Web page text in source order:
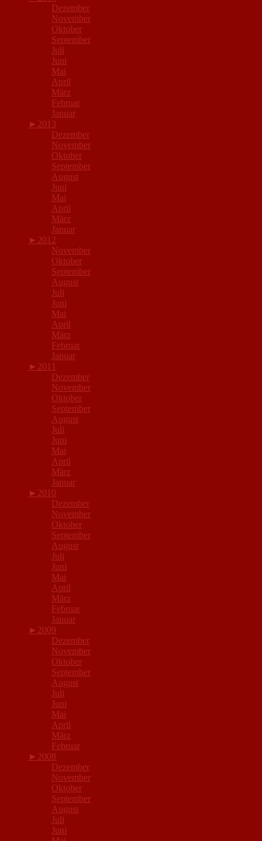
Dezember
November
Oktober
September
Juli
Juni
Mai
April
März
Februar
Januar
► 2013
Dezember
November
Oktober
September
August
Juni
Mai
April
März
Januar
► 2012
November
Oktober
September
August
Juli
Juni
Mai
April
März
Februar
Januar
► 2011
Dezember
November
Oktober
September
August
Juli
Juni
Mai
April
März
Januar
► 2010
Dezember
November
Oktober
September
August
Juli
Juni
Mai
April
März
Februar
Januar
► 2009
Dezember
November
Oktober
September
August
Juli
Juni
Mai
April
März
Februar
► 2008
Dezember
November
Oktober
September
August
Juli
Juni